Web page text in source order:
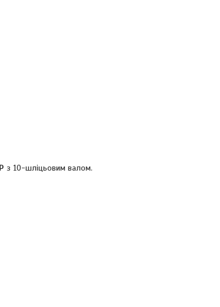
з 10-шліцьовим валом.